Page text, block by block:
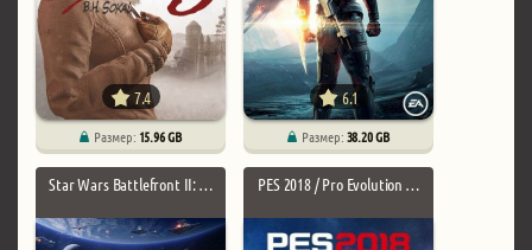
7.4
Размер: 15.96 GB
6.1
Размер:38.20 GB
Star Wars Battlefront II: … PES 2018 / Pro Evolution …